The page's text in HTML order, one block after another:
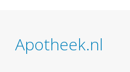
Apotheek.nl